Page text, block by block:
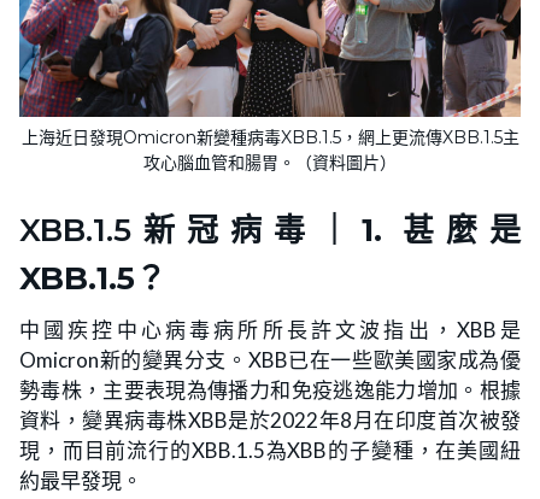
上海近日發現Omicron新變種病毒XBB.1.5，網上更流傳XBB.1.5主
攻心腦血管和腸胃。（資料圖片）
XBB.1.5新冠病毒｜ 1. 甚麼是
XBB.1.5？
中國疾控中心病毒病所所長許文波指出，XBB是
Omicron新的變異分支。XBB已在一些歐美國家成為優
勢毒株，主要表現為傳播力和免疫逃逸能力增加。根據
資料，變異病毒株XBB是於2022年8月在印度首次被發
現，而目前流行的XBB.1.5為XBB的子變種，在美國紐
約最早發現。